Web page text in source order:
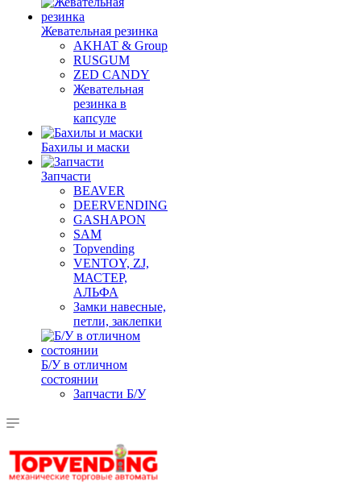
Жевательная резинка
AKHAT & Group
RUSGUM
ZED CANDY
Жевательная
резинка в
капсуле
Бахилы и маски
Запчасти
BEAVER
DEERVENDING
GASHAPON
SAM
Topvending
VENTOY, ZJ,
МАСТЕР,
АЛЬФА
Замки навесные,
петли, заклепки
Б/У в отличном
состоянии
Запчасти Б/У